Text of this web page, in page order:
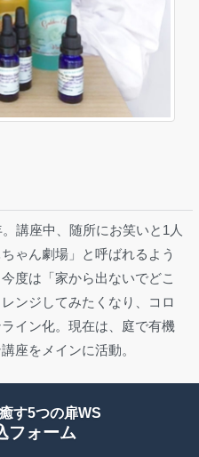
講座中、随所にお笑いと1人
ゃん劇場」と呼ばれるよう
度は「家から出ないでどこ
ンジしてみたくなり、コロ
イン化。現在は、庭で有機
座をメインに活動。
す5つの扉WS
フォーム